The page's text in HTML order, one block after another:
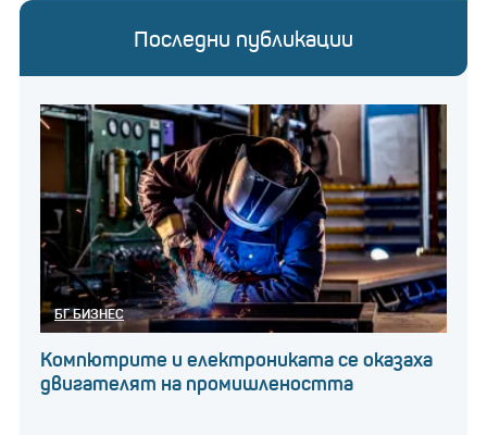
Последни публикации
БГ БИЗНЕС
Компютрите и електрониката се оказаха
двигателят на промишлеността